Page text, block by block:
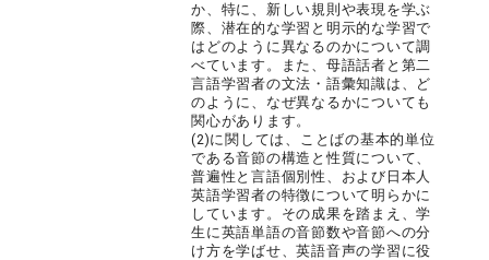
か、特に、新しい規則や表現を学ぶ
際、潜在的な学習と明示的な学習で
はどのように異なるのかについて調
べています。また、母語話者と第二
言語学習者の文法・語彙知識は、ど
のように、なぜ異なるかについても
関心があります。
(2)に関しては、ことばの基本的単位
である音節の構造と性質について、
普遍性と言語個別性、および日本人
英語学習者の特徴について明らかに
しています。その成果を踏まえ、学
生に英語単語の音節数や音節への分
け方を学ばせ、英語音声の学習に役